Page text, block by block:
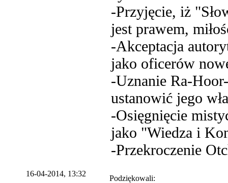
-Przyjęcie, iż
jest prawem,
-Akceptacja
jako oficerów
-Uznanie Ra-
ustanowić jego
-Osięgnięcie
jako "Wiedza i
-Przekroczenie
16-04-2014, 13:32
Podziękowali: